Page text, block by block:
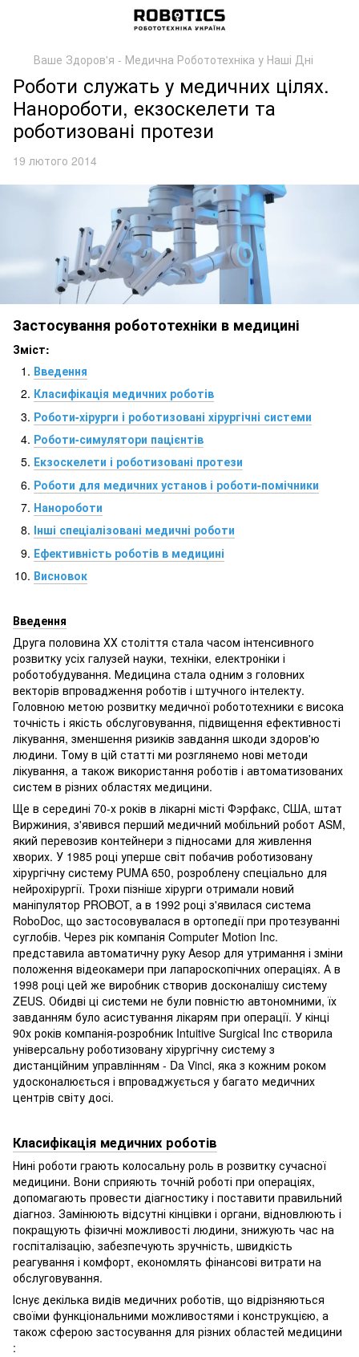
Ваше Здоров'я - Медична Робототехніка у Наші Дні
Роботи служать у медичних цілях.
Нанороботи, екзоскелети та
роботизовані протези
19 лютого 2014
Застосування робототехніки в медицині
Зміст:
Введення
Класифікація медичних роботів
Роботи-хірурги і роботизовані хірургічні системи
Роботи-симулятори пацієнтів
Екзоскелети і роботизовані протези
Роботи для медичних установ і роботи-помічники
Нанороботи
Інші спеціалізовані медичні роботи
Ефективність роботів в медицині
Висновок
Введення
Друга половина ХХ століття стала часом інтенсивного
розвитку усіх галузей науки, техніки, електроніки і
роботобудування. Медицина стала одним з головних
векторів впровадження роботів і штучного інтелекту.
Головною метою розвитку медичної робототехники є висока
точність і якість обслуговування, підвищення ефективності
лікування, зменшення ризиків завдання шкоди здоров'ю
людини. Тому в цій статті ми розглянемо нові методи
лікування, а також використання роботів і автоматизованих
систем в різних областях медицини.
Ще в середині 70-х років в лікарні місті Фэрфакс, США, штат
Виржиния, з'явився перший медичний мобільний робот ASM,
який перевозив контейнери з підносами для живлення
хворих. У 1985 році уперше світ побачив роботизовану
хірургічну систему PUMA 650, розроблену спеціально для
нейрохірургії. Трохи пізніше хірурги отримали новий
маніпулятор PROBOT, а в 1992 році з'явилася система
RoboDoc, що застосовувалася в ортопедії при протезуванні
суглобів. Через рік компанія Computer Motion Inc.
представила автоматичну руку Aesop для утримання і зміни
положення відеокамери при лапароскопічних операціях. А в
1998 році цей же виробник створив досконалішу систему
ZEUS. Обидві ці системи не були повністю автономними, їх
завданням було асистування лікарям при операції. У кінці
90х років компанія-розробник Intuitive Surgical Inc створила
універсальну роботизовану хірургічну систему з
дистанційним управлінням - Da Vinci, яка з кожним роком
удосконалюється і впроваджується у багато медичних
центрів світу досі.
Класифікація медичних роботів
Нині роботи грають колосальну роль в розвитку сучасної
медицини. Вони сприяють точній роботі при операціях,
допомагають провести діагностику і поставити правильний
діагноз. Замінюють відсутні кінцівки і органи, відновлюють і
покращують фізичні можливості людини, знижують час на
госпіталізацію, забезпечують зручність, швидкість
реагування і комфорт, економлять фінансові витрати на
обслуговування.
Існує декілька видів медичних роботів, що відрізняються
своїми функціональними можливостями і конструкцією, а
також сферою застосування для різних областей медицини
: